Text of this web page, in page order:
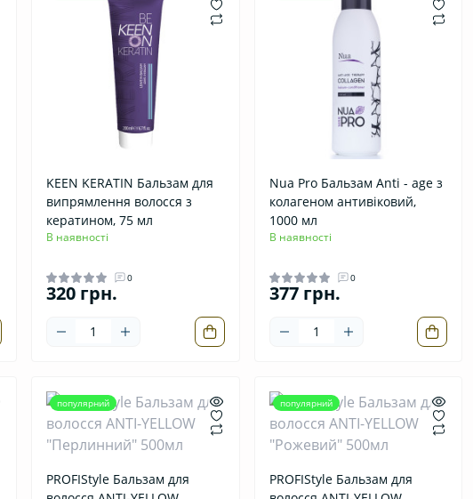
KEEN KERATIN Бальзам для
випрямлення волосся з
кератином, 75 мл
В наявності
0
320 грн.
Nua Pro Бальзам Anti - age з
колагеном антивіковий,
1000 мл
В наявності
0
377 грн.
популярний
PROFIStyle Бальзам для
популярний
PROFIStyle Бальзам для